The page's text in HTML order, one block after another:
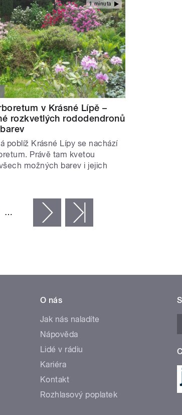
1 minuta
v Krásné Lípě –
rozkvetlých rododendronů
poblíž Krásné Lípy se nachází
Právě tam kvetou
možných barev i jejich
… následující ›
O nás
Jak nás naladíte
Nápověda
Lidé v rádiu
Kariéra
Kontakt
Rozhlasový poplatek